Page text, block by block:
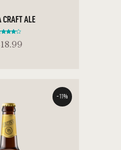
CRAFT ALE
4.00
18.99
TO CART
-11%